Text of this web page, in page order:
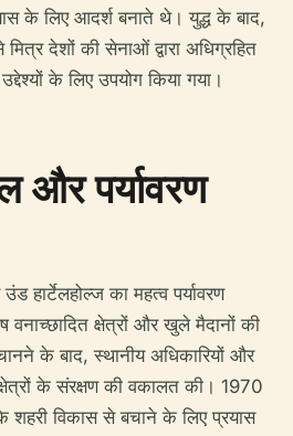
के लिए आदर्श बनाते थे। युद्ध के बाद,
देशों की सेनाओं द्वारा अधिग्रहित
के लिए उपयोग किया गया।
और पर्यावरण
हार्टेलहोल्ज का महत्व पर्यावरण
क्षेत्रों और खुले मैदानों की
के बाद, स्थानीय अधिकारियों और
के संरक्षण की वकालत की। 1970
विकास से बचाने के लिए प्रयास